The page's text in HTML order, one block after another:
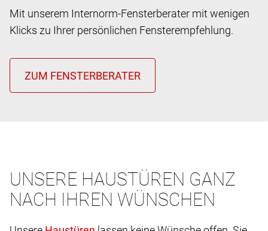
Mit unserem Internorm-Fensterberater mit wenigen
Klicks zu Ihrer persönlichen Fensterempfehlung.
UNSERE HAUSTÜREN GANZ
NACH IHREN WÜNSCHEN